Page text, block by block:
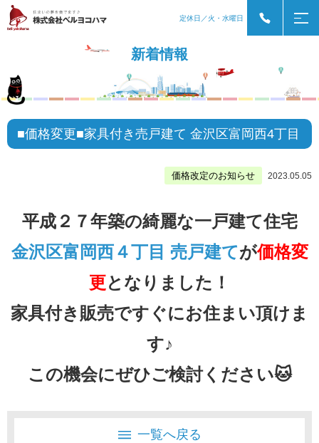
定休日／火・水曜日
新着情報
■価格変更■家具付き売戸建て 金沢区富岡西4丁目
価格改定のお知らせ 2023.05.05
平成２７年築の綺麗な一戸建て住宅
金沢区富岡西４丁目 売戸建てが価格変
更となりました！
家具付き販売ですぐにお住まい頂けま
す♪
この機会にぜひご検討ください🐱
一覧へ戻る